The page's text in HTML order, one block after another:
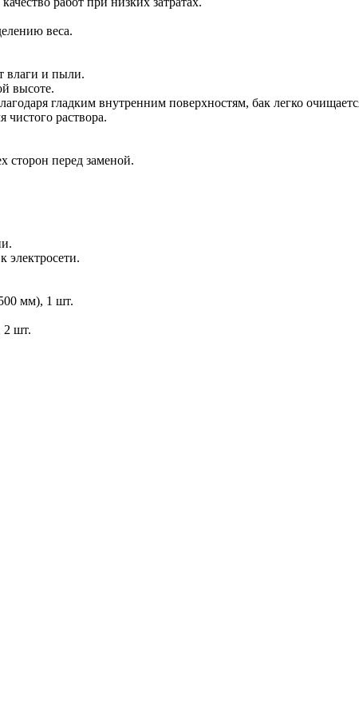
веса.
влаги и пыли.
высоте.
гладким внутренним поверхностям, бак легко
раствора.
сторон перед заменой.
электросети.
мм), 1 шт.
2 шт.